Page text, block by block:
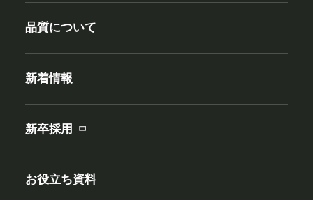
品質について
新着情報
新卒採用
お役立ち資料